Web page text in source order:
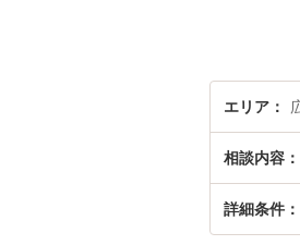
エリア
相談内容
詳細条件